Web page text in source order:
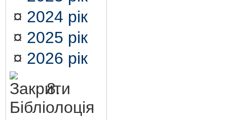
¤ 2024 рік
¤ 2025 рік
¤ 2026 рік
8.
Бібліолоція